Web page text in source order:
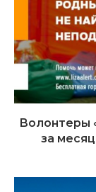
Волонтеры
за